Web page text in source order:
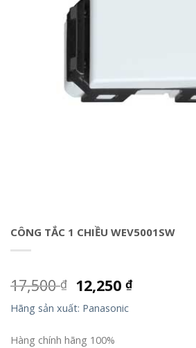
CÔNG TẮC 1 CHIỀU WEV5001SW
17,500₫ 12,250₫
Hãng sản xuất: Panasonic
Hàng chính hãng 100%